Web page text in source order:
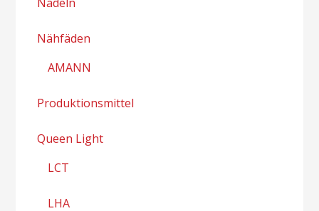
Nähfäden
AMANN
Produktionsmittel
Queen Light
LCT
LHA